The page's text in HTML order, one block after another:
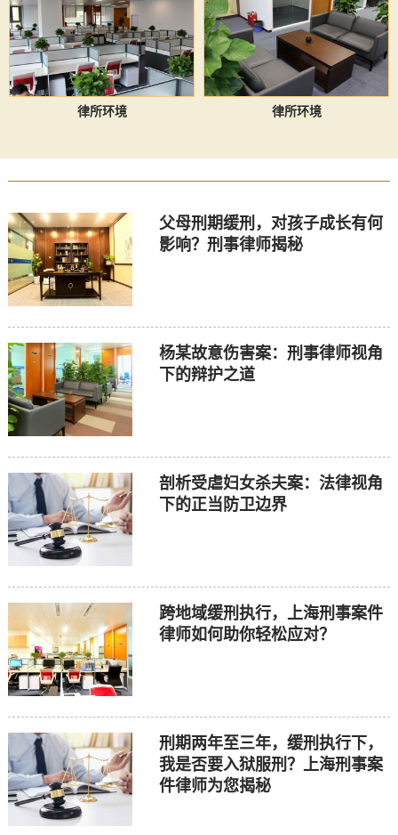
律所环境 律所环境
父母刑期缓刑，对孩子成长有何
影响？刑事律师揭秘
杨某故意伤害案：刑事律师视角
下的辩护之道
剖析受虐妇女杀夫案：法律视角
下的正当防卫边界
跨地域缓刑执行，上海刑事案件
律师如何助你轻松应对？
刑期两年至三年，缓刑执行下，
我是否要入狱服刑？上海刑事案
件律师为您揭秘